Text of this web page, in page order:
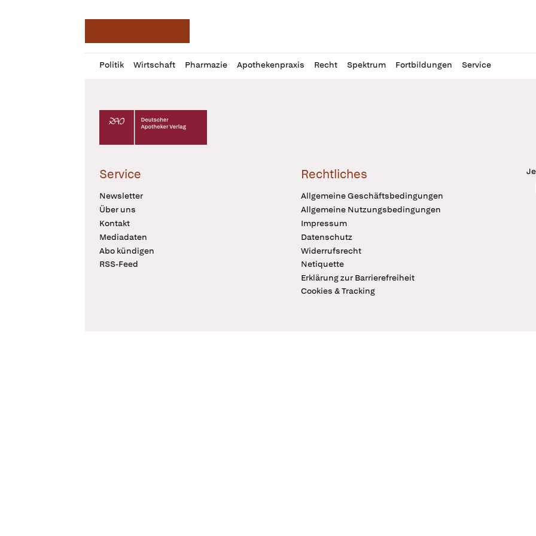
Politik Wirtschaft Pharmazie Apothekenpraxis Recht Spektrum Fortbildungen Service
Profil
öffnen
Daz
Pur
Deutscher Apotheker Verlag Logo
Service
Newsletter
Über uns
Kontakt
Mediadaten
Abo kündigen
RSS-Feed
Rechtliches
Allgemeine Geschäftsbedingungen
Allgemeine Nutzungsbedingungen
Impressum
Datenschutz
Widerrufsrecht
Netiquette
Erklärung zur Barrierefreiheit
Cookies & Tracking